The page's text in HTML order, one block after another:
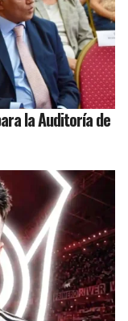
la Auditoría de